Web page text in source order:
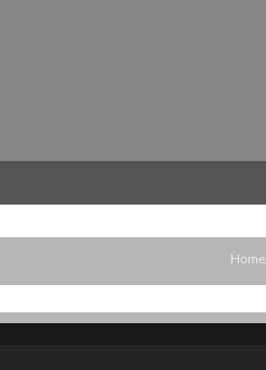
Home